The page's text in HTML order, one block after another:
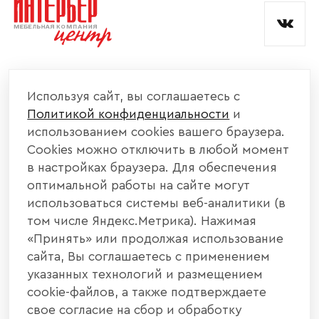
КАТАЛОГ МЕБЕЛИ
ИНФОРМАЦИЯ
НАШИ КОНТАКТЫ
+7 800 700 20 58
440004, г. Пенза, ул. Рябова, д. 31
Используя сайт, вы соглашаетесь с
Политикой конфиденциальности и
использованием cookies вашего браузера.
Cookies можно отключить в любой момент
в настройках браузера. Для обеспечения
оптимальной работы на сайте могут
использоваться системы веб-аналитики (в
том числе Яндекс.Метрика). Нажимая
«Принять» или продолжая использование
сайта, Вы соглашаетесь с применением
указанных технологий и размещением
cookie-файлов, а также подтверждаете
свое согласие на сбор и обработку